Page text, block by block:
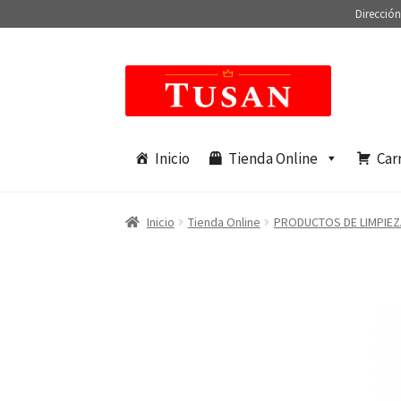
navegación
contenido
Inicio Tienda Online
Inicio Tienda Online PRODUCTOS DE